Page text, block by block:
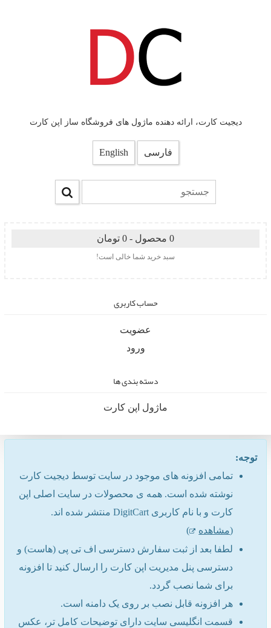
دیجیت کارت، ارائه دهنده ماژول های فروشگاه ساز اپن کارت
فارسی English
0 محصول - 0 تومان
سبد خرید شما خالی است!
حساب کاربری
عضویت
ورود
دسته بندی ها
ماژول اپن کارت
توجه:
تمامی افزونه های موجود در سایت توسط دیجیت کارت
نوشته شده است. همه ی محصولات در سایت اصلی اپن
کارت و با نام کاربری DigitCart منتشر شده اند.
(مشاهده
)
لطفا بعد از ثبت سفارش دسترسی اف تی پی (هاست) و
دسترسی پنل مدیریت اپن کارت را ارسال کنید تا افزونه
برای شما نصب گردد.
هر افزونه قابل نصب بر روی یک دامنه است.
قسمت انگلیسی سایت دارای توضیحات کامل تر، عکس